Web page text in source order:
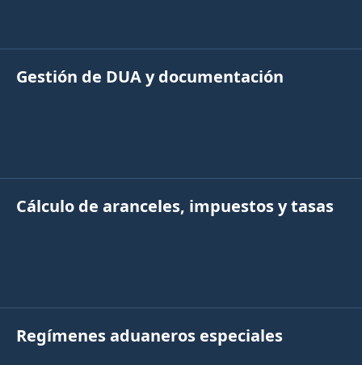
Gestión de DUA y documentación
Cálculo de aranceles, impuestos y tasas
Regímenes aduaneros especiales